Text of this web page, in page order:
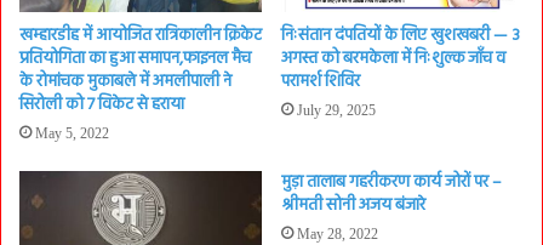
खम्हारडीह में आयोजित रात्रिकालीन क्रिकेट
प्रतियोगिता का हुआ समापन,फाइनल मैच
के रोमांचक मुकाबले में अमलीपाली ने
सिरोली को 7 विकेट से हराया
May 5, 2022
निःसंतान दंपतियों के लिए खुशखबरी — 3
अगस्त को बरमकेला में निःशुल्क जाँच व
परामर्श शिविर
July 29, 2025
मुड़ा तालाब गहरीकरण कार्य जोरों पर –
श्रीमती सोनी अजय बंजारे
May 28, 2022